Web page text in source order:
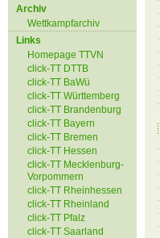
Archiv
Wettkampfarchiv
Links
Homepage TTVN
click-TT DTTB
click-TT BaWü
click-TT Württemberg
click-TT Brandenburg
click-TT Bayern
click-TT Bremen
click-TT Hessen
click-TT Mecklenburg-
Vorpommern
click-TT Rheinhessen
click-TT Rheinland
click-TT Pfalz
click-TT Saarland